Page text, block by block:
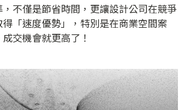
不僅是節省時間，更讓設計公司在競爭
「速度優勢」，特別是在商業空間案
交機會就更高了！